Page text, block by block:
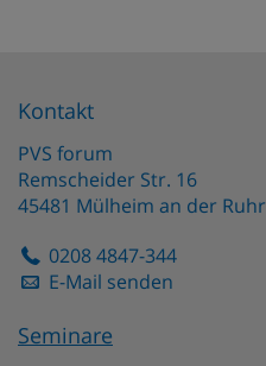
Kontakt
PVS forum
Remscheider Str. 16
45481 Mülheim an der Ruhr
0208 4847-344
E-Mail senden
Seminare